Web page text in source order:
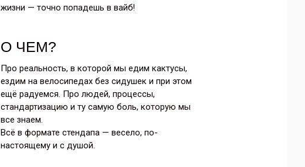
жизни — точно попадешь в вайб!
О ЧЕМ?
Про реальность, в которой мы едим кактусы,
ездим на велосипедах без сидушек и при этом
ещё радуемся. Про людей, процессы,
стандартизацию и ту самую боль, которую мы
все знаем.
Всё в формате стендапа — весело, по-
настоящему и с душой.